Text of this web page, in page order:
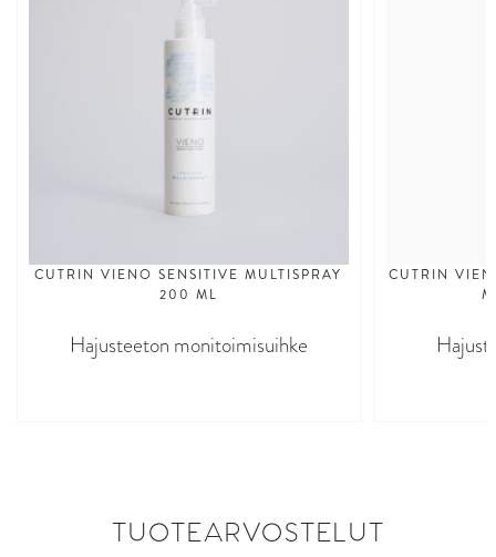
CUTRIN VIENO SENSITIVE MULTISPRAY
200 ML
Hajusteeton monitoimisuihke
CUTRIN
TUOTEARVOSTELUT